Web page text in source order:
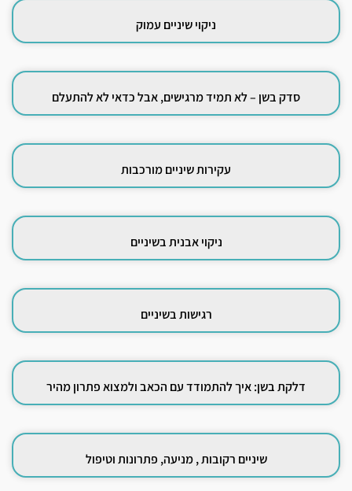
ניקוי שיניים עמוק
סדק בשן – לא תמיד מרגישים, אבל כדאי לא להתעלם
עקירות שיניים מורכבות
ניקוי אבנית בשיניים
רגישות בשיניים
דלקת בשן: איך להתמודד עם הכאב ולמצוא פתרון מהיר
שיניים רקובות , מניעה, פתרונות וטיפול